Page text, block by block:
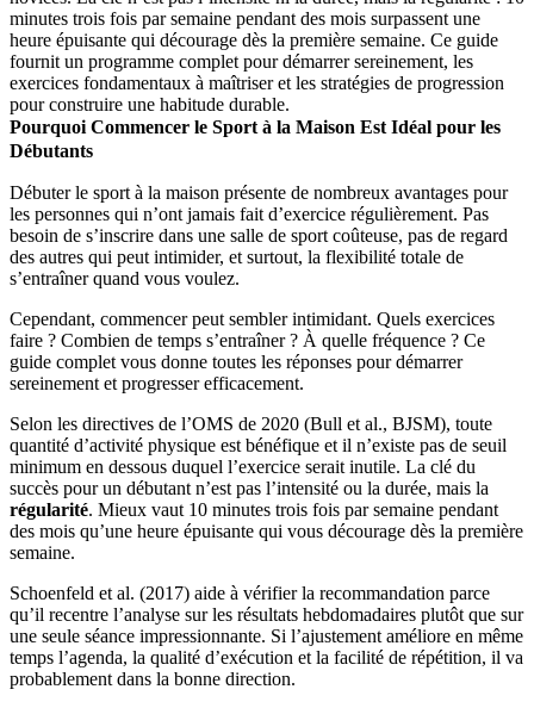
minutes trois fois par semaine pendant des mois surpassent une
heure épuisante qui décourage dès la première semaine. Ce guide
fournit un programme complet pour démarrer sereinement, les
exercices fondamentaux à maîtriser et les stratégies de progression
pour construire une habitude durable.
Pourquoi Commencer le Sport à la Maison Est Idéal pour les
Débutants
Débuter le sport à la maison présente de nombreux avantages pour
les personnes qui n’ont jamais fait d’exercice régulièrement. Pas
besoin de s’inscrire dans une salle de sport coûteuse, pas de regard
des autres qui peut intimider, et surtout, la flexibilité totale de
s’entraîner quand vous voulez.
Cependant, commencer peut sembler intimidant. Quels exercices
faire ? Combien de temps s’entraîner ? À quelle fréquence ? Ce
guide complet vous donne toutes les réponses pour démarrer
sereinement et progresser efficacement.
Selon les directives de l’OMS de 2020 (Bull et al., BJSM), toute
quantité d’activité physique est bénéfique et il n’existe pas de seuil
minimum en dessous duquel l’exercice serait inutile. La clé du
succès pour un débutant n’est pas l’intensité ou la durée, mais la
régularité. Mieux vaut 10 minutes trois fois par semaine pendant
des mois qu’une heure épuisante qui vous décourage dès la première
semaine.
Schoenfeld et al. (2017) aide à vérifier la recommandation parce
qu’il recentre l’analyse sur les résultats hebdomadaires plutôt que sur
une seule séance impressionnante. Si l’ajustement améliore en même
temps l’agenda, la qualité d’exécution et la facilité de répétition, il va
probablement dans la bonne direction.